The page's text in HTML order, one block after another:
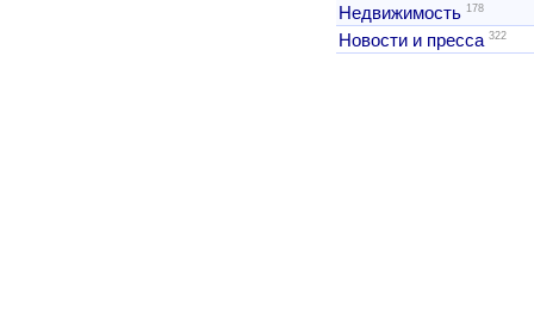
Недвижимость 178
Новости и пресса 322